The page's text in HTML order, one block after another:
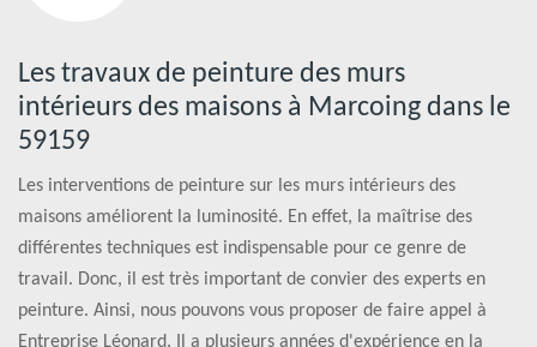
Les travaux de peinture des murs
intérieurs des maisons à Marcoing dans le
59159
Les interventions de peinture sur les murs intérieurs des
maisons améliorent la luminosité. En effet, la maîtrise des
différentes techniques est indispensable pour ce genre de
travail. Donc, il est très important de convier des experts en
peinture. Ainsi, nous pouvons vous proposer de faire appel à
Entreprise Léonard. Il a plusieurs années d'expérience en la